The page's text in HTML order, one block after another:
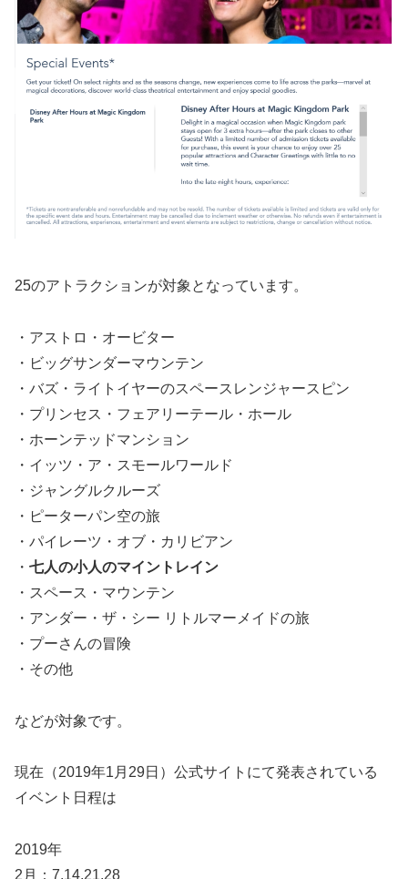
25のアトラクションが対象となっています。
・アストロ・オービター
・ビッグサンダーマウンテン
・バズ・ライトイヤーのスペースレンジャースピン
・プリンセス・フェアリーテール・ホール
・ホーンテッドマンション
・イッツ・ア・スモールワールド
・ジャングルクルーズ
・ピーターパン空の旅
・パイレーツ・オブ・カリビアン
・ 七人の小人のマイントレイン
・スペース・マウンテン
・アンダー・ザ・シー リトルマーメイドの旅
・プーさんの冒険
・その他
などが対象です。
現在（2019年1月29日）公式サイトにて発表されている
イベント日程は
2019年
2月：7,14,21,28